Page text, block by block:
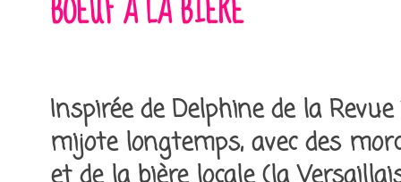
Inspirée de Delphine de la
mijote longtemps, avec des